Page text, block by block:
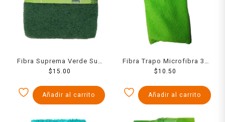
Fibra Suprema Verde Su2
14 X 16
$15.00
Añadir al carrito
Fibra Trapo Microfibra 33
X 25
$10.50
Añadir al carrito